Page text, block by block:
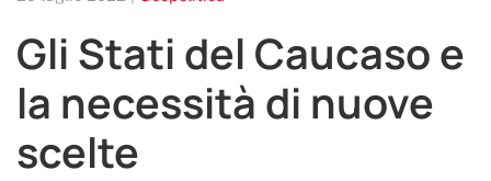
Gli Stati del Caucaso e
la necessità di nuove
scelte